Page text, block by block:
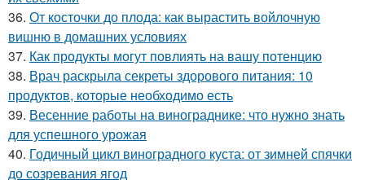
36. От косточки до плода: как вырастить войлочную
вишню в домашних условиях
37. Как продукты могут повлиять на вашу потенцию
38. Врач раскрыла секреты здорового питания: 10
продуктов, которые необходимо есть
39. Весенние работы на винограднике: что нужно знать
для успешного урожая
40. Годичный цикл виноградного куста: от зимней спячки
до созревания ягод